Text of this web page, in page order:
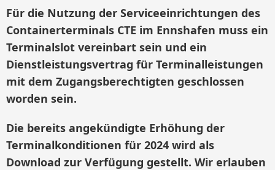
Für die Nutzung der Serviceeinrichtungen des
Containerterminals CTE im Ennshafen muss ein
Terminalslot vereinbart sein und ein
Dienstleistungsvertrag für Terminalleistungen
mit dem Zugangsberechtigten geschlossen
worden sein.
Die bereits angekündigte Erhöhung der
Terminalkonditionen für 2024 wird als
Download zur Verfügung gestellt. Wir erlauben